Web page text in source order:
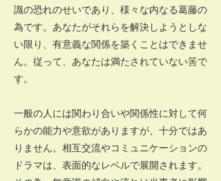
識の恐れのせいであり、様々な内なる葛藤の
為です。あなたがそれらを解決しようとしな
い限り、有意義な関係を築くことはできませ
ん。従って、あなたは満たされていない筈で
す。
一般の人には関わり合いや関係性に対して何
らかの能力や意欲がありますが、十分ではあ
りません。相互交流やコミュニケーションの
ドラマは、表面的なレベルで展開されます。